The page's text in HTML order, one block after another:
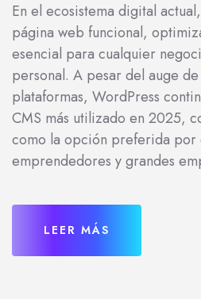
En el ecosistema digital
página web funcional,
esencial para cualquier
personal. A pesar del auge de
plataformas, WordPress
CMS más utilizado en 2025,
como la opción preferida por
emprendedores y grandes
LEER MÁS